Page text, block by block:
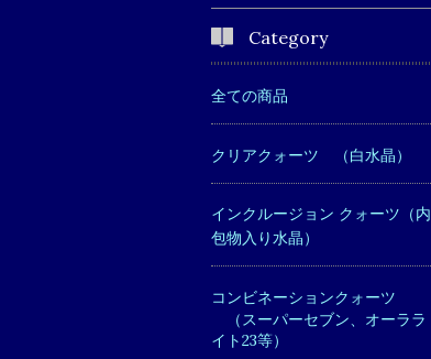
Category
全ての商品
クリアクォーツ （白水晶）
インクルージョン クォーツ（内
包物入り水晶）
コンビネーションクォーツ
（スーパーセブン、オーララ
イト23等）